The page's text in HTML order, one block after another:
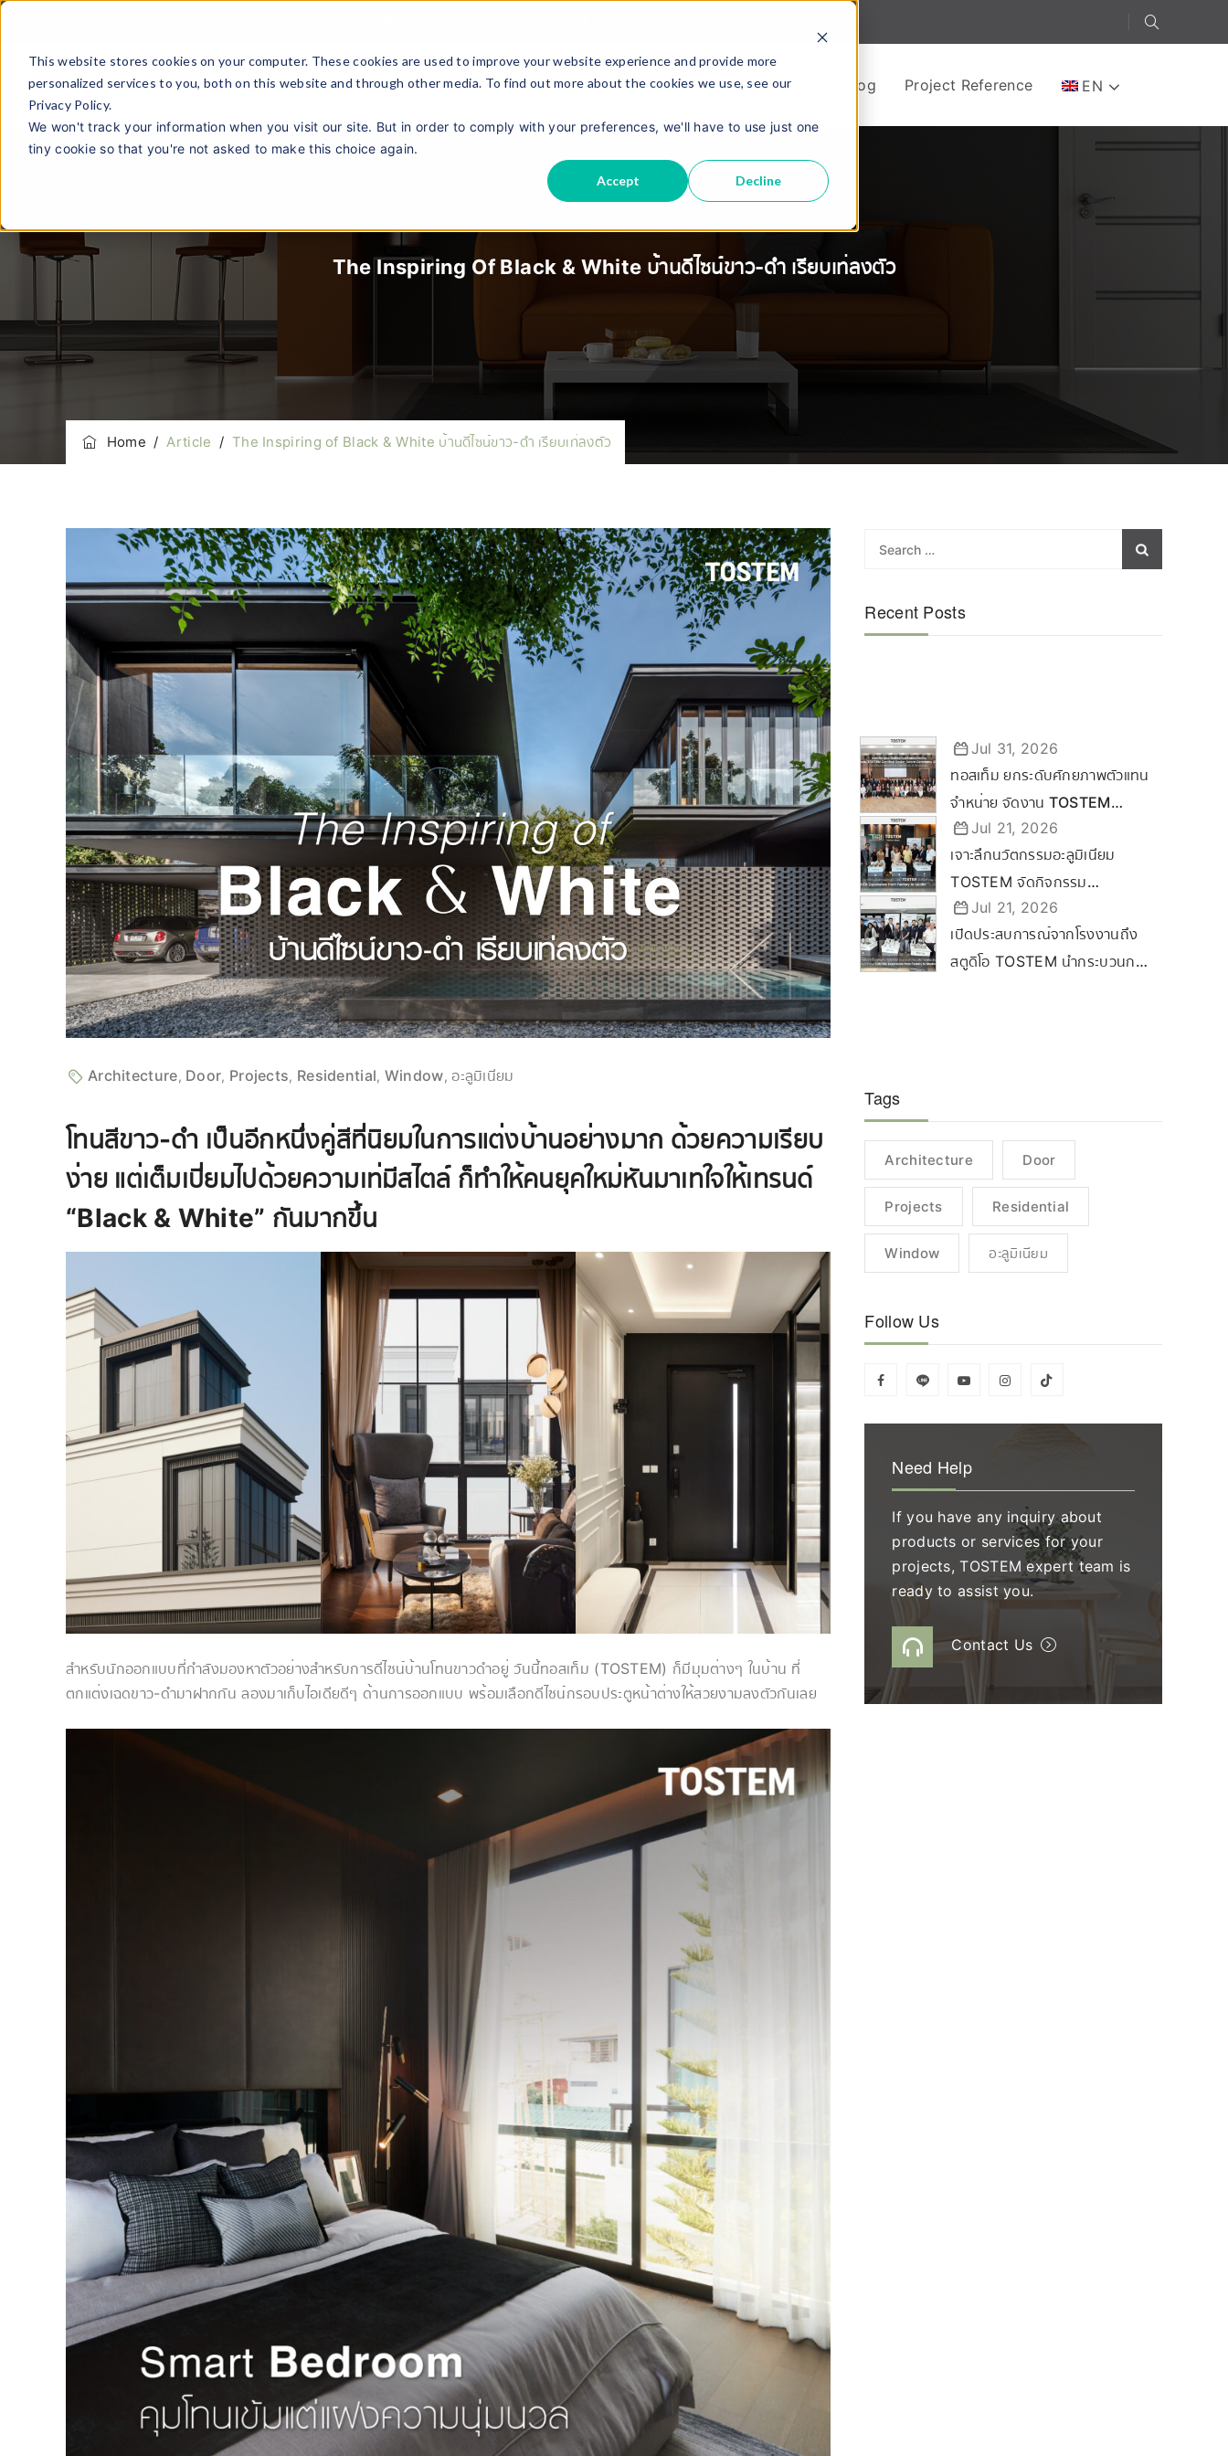
This website stores cookies on your computer. These cookies are used to improve your website experience and provide more
personalized services to you, both on this website and through other media. To find out more about the cookies we use, see our
Privacy Policy.
We won't track your information when you visit our site. But in order to comply with your preferences, we'll have to use just one
tiny cookie so that you're not asked to make this choice again.
Accept Decline
About Us Contact Us Product E-Catalog Project Reference EN
The Inspiring Of Black & White บ้านดีไซน์ขาว-ดำ เรียบเท่ลงตัว
Home /Article / The Inspiring of Black & White บ้านดีไซน์ขาว-ดำ เรียบเท่ลงตัว
Architecture, Door, Projects, Residential, Window, อะลูมิเนียม
โทนสีขาว-ดำ เป็นอีกหนึ่งคู่สีที่นิยมในการแต่งบ้านอย่างมาก ด้วยความเรียบ
ง่าย แต่เต็มเปี่ยมไปด้วยความเท่มีสไตล์ ก็ทำให้คนยุคใหม่หันมาเทใจให้เทรนด์
“Black & White” กันมากขึ้น
สำหรับนักออกแบบที่กำลังมองหาตัวอย่างสำหรับการดีไซน์บ้านโทนขาวดำอยู่ วันนี้ทอสเท็ม (TOSTEM) ก็มีมุมต่างๆ ในบ้าน ที่
ตกแต่งเฉดขาว-ดำมาฝากกัน ลองมาเก็บไอเดียดีๆ ด้านการออกแบบ พร้อมเลือกดีไซน์กรอบประตูหน้าต่างให้สวยงามลงตัวกันเลย
Recent Posts
Jul 31, 2026
ทอสเท็ม ยกระดับศักยภาพตัวแทน
จำหน่าย จัดงาน TOSTEM
Certified Dealer Ceremony
2569 ขับเคลื่อนกลยุทธ์ลุยตลาด
Commercial & Renovation
Jul 21, 2026
เจาะลึกนวัตกรรมอะลูมิเนียม
TOSTEM จัดกิจกรรม
“TOSTEM Experience from
Factory to Studio” ที่
ขอนแก่น
Jul 21, 2026
เปิดประสบการณ์จากโรงงานถึง
สตูดิโอ TOSTEM นำกระบวนการ
Tags
Architecture Door
Projects Residential
Window อะลูมิเนียม
Follow Us
Need Help
If you have any inquiry about
products or services for your
projects, TOSTEM expert team is
ready to assist you.
Contact Us